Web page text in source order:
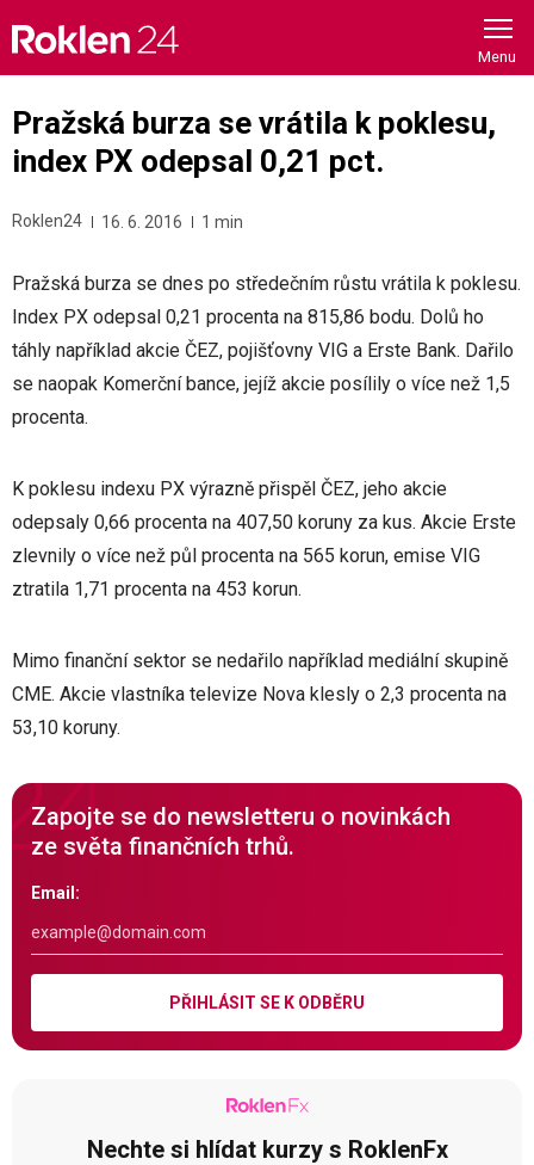
content
Pražská burza se vrátila k poklesu,
index PX odepsal 0,21 pct.
Roklen24 16. 6. 2016 1 min
Pražská burza se dnes po středečním růstu vrátila k poklesu.
Index PX odepsal 0,21 procenta na 815,86 bodu. Dolů ho
táhly například akcie ČEZ, pojišťovny VIG a Erste Bank. Dařilo
se naopak Komerční bance, jejíž akcie posílily o více než 1,5
procenta.
K poklesu indexu PX výrazně přispěl ČEZ, jeho akcie
odepsaly 0,66 procenta na 407,50 koruny za kus. Akcie Erste
zlevnily o více než půl procenta na 565 korun, emise VIG
ztratila 1,71 procenta na 453 korun.
Mimo finanční sektor se nedařilo například mediální skupině
CME. Akcie vlastníka televize Nova klesly o 2,3 procenta na
53,10 koruny.
Zapojte se do newsletteru o novinkách
ze světa finančních trhů.
Email:
PŘIHLÁSIT SE K ODBĚRU
Nechte si hlídat kurzy s RoklenFx